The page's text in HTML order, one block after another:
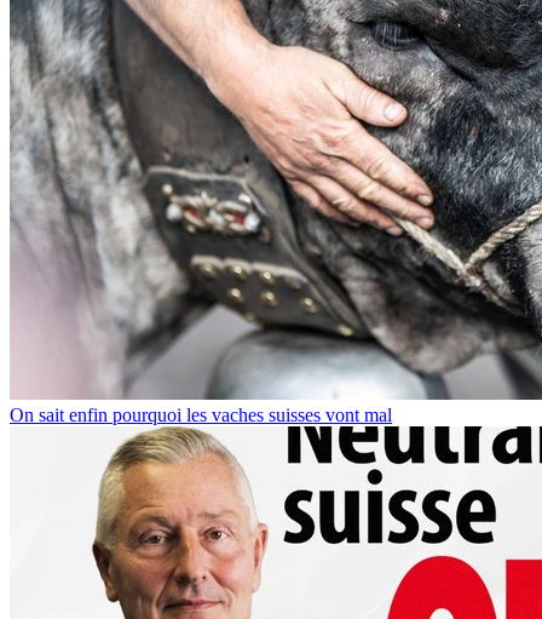
On sait enfin pourquoi les vaches suisses vont mal